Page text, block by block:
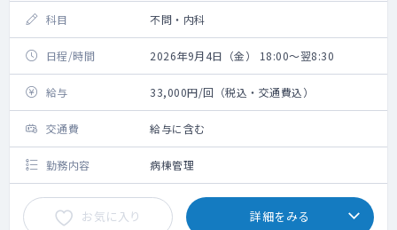
科目 不問・内科
日程/時間 2026年9月4日（金） 18:00～翌8:30
給与 33,000円/回（税込・交通費込）
交通費 給与に含む
勤務内容 病棟管理
お気に入り 詳細をみる